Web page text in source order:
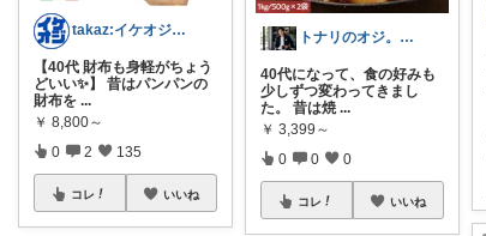
takaz:イケオジをめざすサラリーマン
【40代 財布も身軽がちょう
どいい✨】 昔はパンパンの
財布を ...
￥ 8,800～
0 2 135
コレ いいね
トナリのオジ。 40代からのイケオジ計画
40代になって、食の好みも
少しずつ変わってきまし
た。 昔は焼 ...
￥ 3,399～
0 0 0
コレ いいね